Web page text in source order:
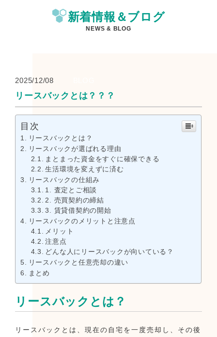
新着情報＆ブログ
NEWS & BLOG
2025/12/08
リースバックとは？？？
目次
リースバックとは？
リースバックが選ばれる理由
まとまった資金をすぐに確保できる
生活環境を変えずに済む
リースバックの仕組み
1. 査定とご相談
2. 売買契約の締結
3. 賃貸借契約の開始
リースバックのメリットと注意点
メリット
注意点
どんな人にリースバックが向いている？
リースバックと任意売却の違い
まとめ
リースバックとは？
リースバックとは、現在の自宅を一度売却し、その後